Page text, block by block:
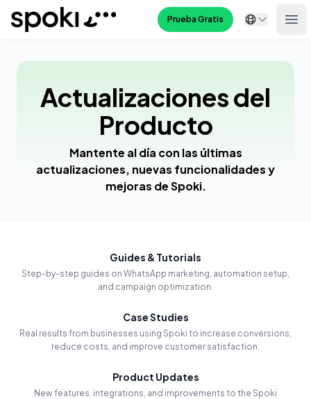
Spoki Prueba Gratis
Actualizaciones del
Producto
Mantente al día con las últimas
actualizaciones, nuevas funcionalidades y
mejoras de Spoki.
Guides & Tutorials
Step-by-step guides on WhatsApp marketing, automation setup,
and campaign optimization.
Case Studies
Real results from businesses using Spoki to increase conversions,
reduce costs, and improve customer satisfaction.
Product Updates
New features, integrations, and improvements to the Spoki